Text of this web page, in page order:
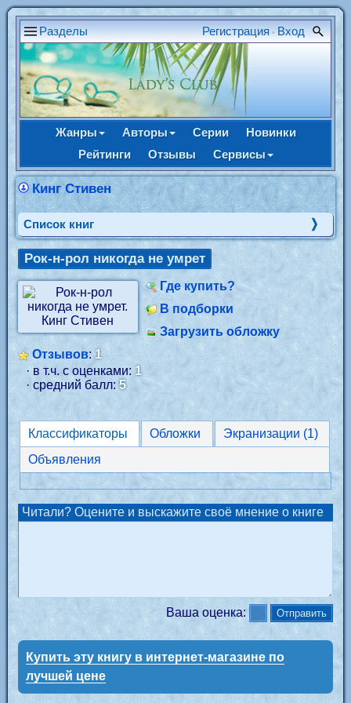
Разделы Регистрация • Вход
Жанры Авторы Серии
Новинки
Рейтинги
Отзывы Сервисы
Кинг Стивен
Cписок книг
Рок-н-рол никогда не умрет
Где купить?
В подборки
Загрузить обложку
Отзывов:1
· в т.ч. с оценками: 1
· средний балл:5
Классификаторы Обложки
Экранизации (1)
Объявления
Читали? Оцените и выскажите своё мнение о книге
Ваша оценка:
Купить эту книгу в интернет-магазине по
лучшей цене